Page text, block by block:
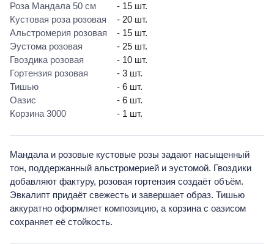
Роза Мандала 50 см
- 15 шт.
Кустовая роза розовая
- 20 шт.
Альстромерия розовая
- 15 шт.
Эустома розовая
- 25 шт.
Гвоздика розовая
- 10 шт.
Гортензия розовая
- 3 шт.
Тишью
- 6 шт.
Оазис
- 6 шт.
Корзина 3000
- 1 шт.
Мандала и розовые кустовые розы задают насыщенный
тон, поддержанный альстромерией и эустомой. Гвоздики
добавляют фактуру, розовая гортензия создаёт объём.
Эвкалипт придаёт свежесть и завершает образ. Тишью
аккуратно оформляет композицию, а корзина с оазисом
сохраняет её стойкость.